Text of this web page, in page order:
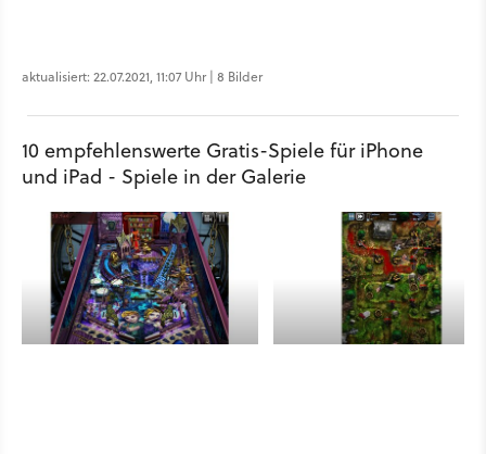
aktualisiert: 22.07.2021, 11:07 Uhr | 8 Bilder
10 empfehlenswerte Gratis-Spiele für iPhone
und iPad - Spiele in der Galerie